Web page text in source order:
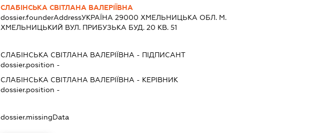
СЛАБІНСЬКА СВІТЛАНА ВАЛЕРІЇВНА
dossier.founderAddressУКРАЇНА 29000 ХМЕЛЬНИЦЬКА ОБЛ. М.
ХМЕЛЬНИЦЬКИЙ ВУЛ. ПРИБУЗЬКА БУД. 20 КВ. 51
СЛАБІНСЬКА СВІТЛАНА ВАЛЕРІЇВНА - ПІДПИСАНТ
dossier.position -
СЛАБІНСЬКА СВІТЛАНА ВАЛЕРІЇВНА - КЕРІВНИК
dossier.position -
dossier.missingData